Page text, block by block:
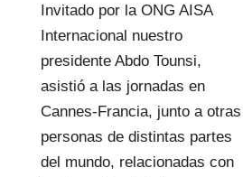
Invitado por la ONG AISA
Internacional nuestro
presidente Abdo Tounsi,
asistió a las jornadas en
Cannes-Francia, junto a otras
personas de distintas partes
del mundo, relacionadas con